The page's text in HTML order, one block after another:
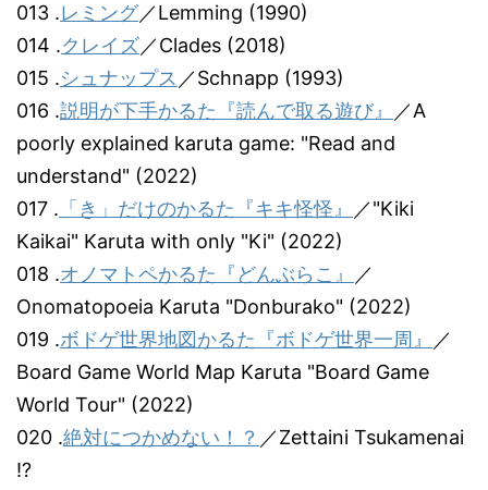
013 .レミング／Lemming (1990)
014 .クレイズ／Clades (2018)
015 .シュナップス ／Schnapp (1993)
016 .説明が下手かるた『読んで取る遊び』
／A
poorly explained karuta game: "Read and
understand" (2022)
017 . 「き」だけのかるた『キキ怪怪』
／"Kiki
Kaikai" Karuta with only "Ki" (2022)
018 .オノマトペかるた『どんぶらこ』
／
Onomatopoeia Karuta "Donburako" (2022)
019 .ボドゲ世界地図かるた『ボドゲ世界一周』
／
Board Game World Map Karuta "Board Game
World Tour" (2022)
020 .絶対につかめない！？ ／Zettaini Tsukamenai
!?